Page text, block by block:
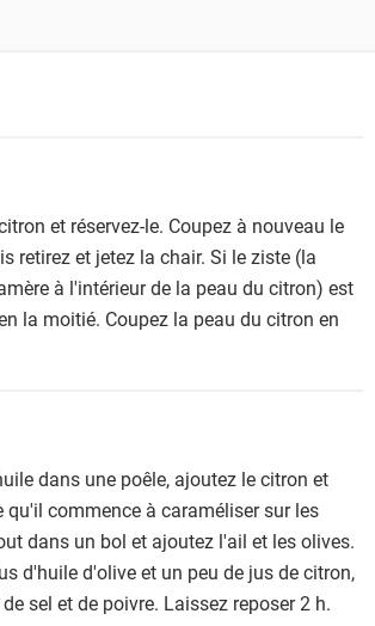
et réservez-le. Coupez à nouveau le
retirez et jetez la chair. Si le ziste (la
à l'intérieur de la peau du citron) est
la moitié. Coupez la peau du citron en
dans une poêle, ajoutez le citron et
qu'il commence à caraméliser sur les
dans un bol et ajoutez l'ail et les olives.
d'huile d'olive et un peu de jus de citron,
sel et de poivre. Laissez reposer 2 h.